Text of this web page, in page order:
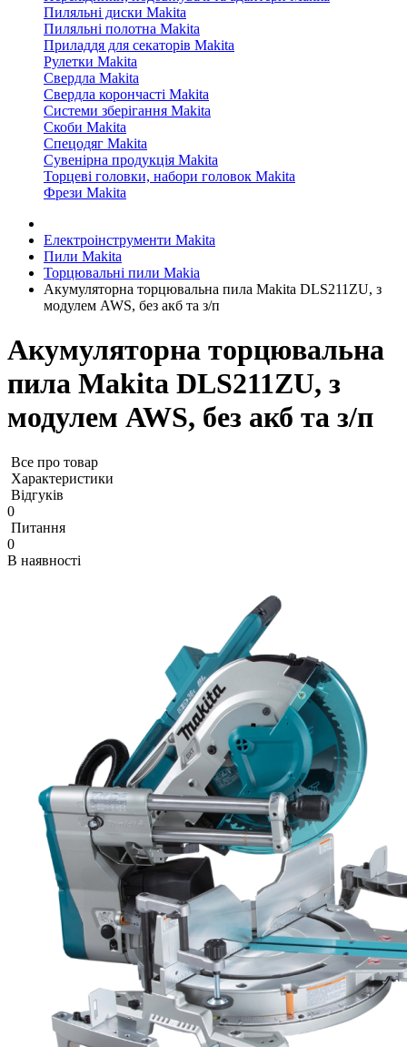
Пиляльні диски Makita
Пиляльні полотна Makita
Приладдя для секаторів Makita
Рулетки Makita
Свердла Makita
Свердла корончасті Makita
Системи зберігання Makita
Скоби Makita
Спецодяг Makita
Сувенірна продукція Makita
Торцеві головки, набори головок Makita
Фрези Makita
Електроінструменти Makita
Пили Makita
Торцювальні пили Makia
Акумуляторна торцювальна пила Makita DLS211ZU, з
модулем AWS, без акб та з/п
Акумуляторна торцювальна
пила Makita DLS211ZU, з
модулем AWS, без акб та з/п
Все про товар
Характеристики
Відгуків
0
Питання
0
В наявності